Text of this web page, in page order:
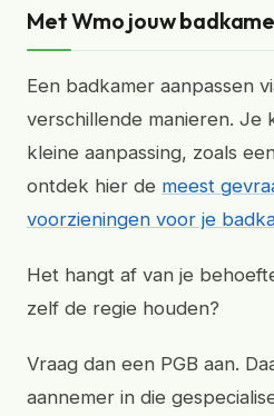
Met Wmo jouw
Een badkamer aanpassen
verschillende manieren. Je
kleine aanpassing, zoals
ontdek hier de meest
voorzieningen voor je
Het hangt af van je
zelf de regie houden?
Vraag dan een PGB aan.
aannemer in die